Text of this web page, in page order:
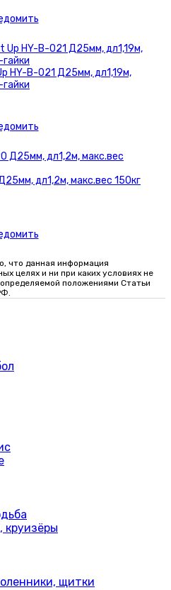
HY-B-021 Д25мм, дл1,19м,
дл1,2м, макс.вес 150кг
что данная информация
целях и ни при каких условиях не
положениями Статьи
круизёры
щитки